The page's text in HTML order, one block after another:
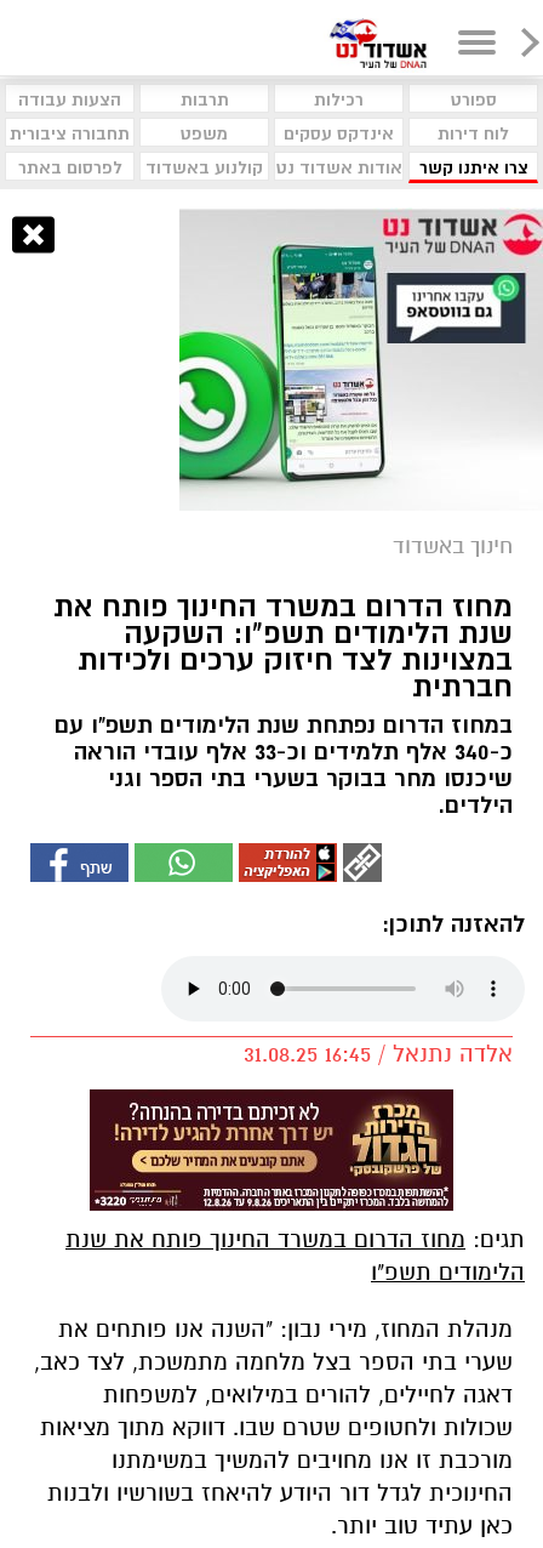
ספורט רכילות תרבות
הצעות עבודה
לוח דירות
אינדקס עסקים משפט
תחבורה ציבורית
צרו איתנו קשר
אודות אשדוד נט קולנוע באשדוד לפרסום באתר
חינוך באשדוד
מחוז הדרום במשרד החינוך פותח את
שנת הלימודים תשפ"ו: השקעה
במצוינות לצד חיזוק ערכים ולכידות
חברתית
במחוז הדרום נפתחת שנת הלימודים תשפ"ו עם
כ-340 אלף תלמידים וכ-33 אלף עובדי הוראה
שיכנסו מחר בבוקר בשערי בתי הספר וגני
הילדים.
להאזנה לתוכן:
אלדה נתנאל / 16:45 31.08.25
תגים: מחוז הדרום במשרד החינוך פותח את שנת
הלימודים תשפ"ו
מנהלת המחוז, מירי נבון: "השנה אנו פותחים את
שערי בתי הספר בצל מלחמה מתמשכת, לצד כאב,
דאגה לחיילים, להורים במילואים, למשפחות
שכולות ולחטופים שטרם שבו. דווקא מתוך מציאות
מורכבת זו אנו מחויבים להמשיך במשימתנו
החינוכית לגדל דור היודע להיאחז בשורשיו ולבנות
כאן עתיד טוב יותר.